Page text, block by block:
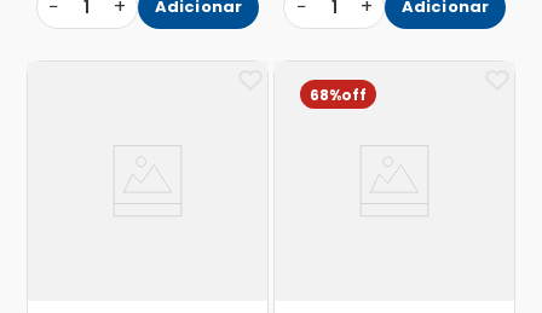
− 1 + Adicionar − 1 + Adicionar
68%